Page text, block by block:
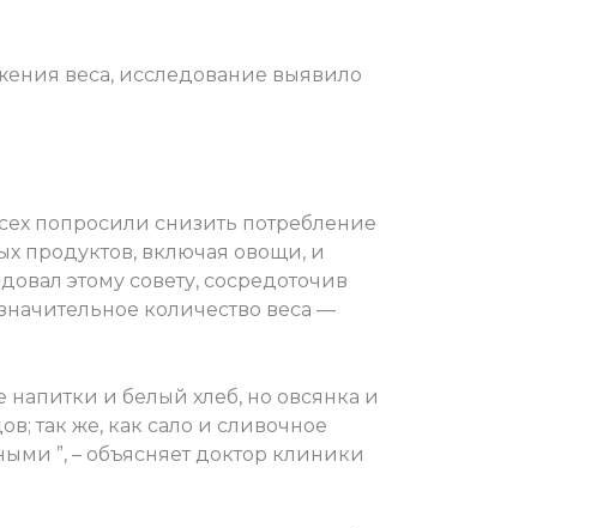
веса, исследование выявило
попросили снизить потребление
продуктов, включая овощи, и
этому совету, сосредоточив
количество веса —
и белый хлеб, но овсянка и
так же, как сало и сливочное
”, – объясняет доктор клиники